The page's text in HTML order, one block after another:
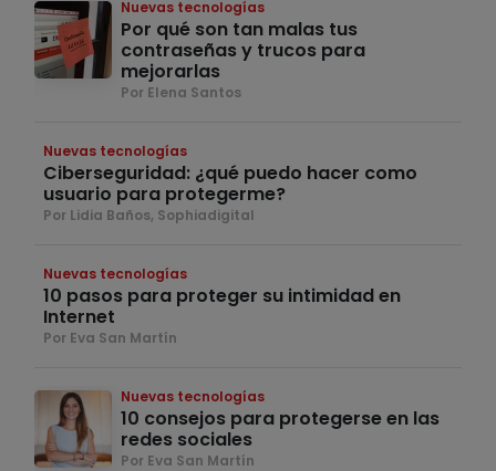
Nuevas tecnologías
Por qué son tan malas tus
contraseñas y trucos para
mejorarlas
Por Elena Santos
Nuevas tecnologías
Ciberseguridad: ¿qué puedo hacer como
usuario para protegerme?
Por Lidia Baños, Sophiadigital
Nuevas tecnologías
10 pasos para proteger su intimidad en
Internet
Por Eva San Martín
Nuevas tecnologías
10 consejos para protegerse en las
redes sociales
Por Eva San Martín